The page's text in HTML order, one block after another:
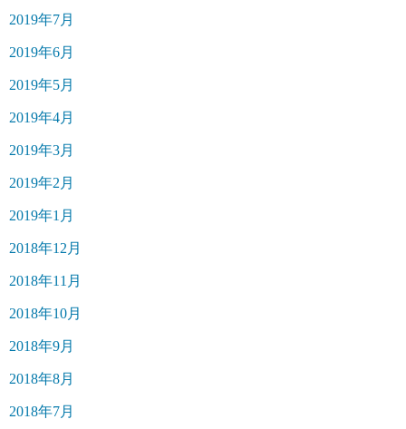
2019年7月
2019年6月
2019年5月
2019年4月
2019年3月
2019年2月
2019年1月
2018年12月
2018年11月
2018年10月
2018年9月
2018年8月
2018年7月